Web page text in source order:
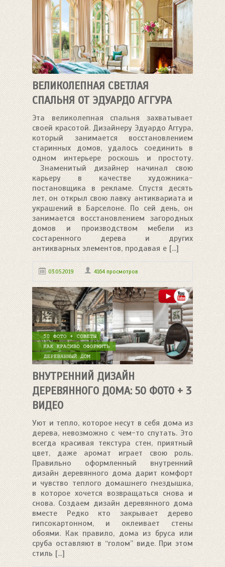
ВЕЛИКОЛЕПНАЯ СВЕТЛАЯ
СПАЛЬНЯ ОТ ЭДУАРДО АГГУРА
Эта великолепная спальня захватывает
своей красотой. Дизайнеру Эдуардо Аггура,
который занимается восстановлением
старинных домов, удалось соединить в
одном интерьере роскошь и простоту.
Знаменитый дизайнер начинал свою
карьеру в качестве художника-
постановщика в рекламе. Спустя десять
лет, он открыл свою лавку антиквариата и
украшений в Барселоне. По сей день, он
занимается восстановлением загородных
домов и производством мебели из
состаренного дерева и других
антикварных элементов, продавая е [...]
03.05.2019 4164 просмотров
ВНУТРЕННИЙ ДИЗАЙН
ДЕРЕВЯННОГО ДОМА: 50 ФОТО + 3
ВИДЕО
Уют и тепло, которое несут в себя дома из
дерева, невозможно с чем-то спутать. Это
всегда красивая текстура стен, приятный
цвет, даже аромат играет свою роль.
Правильно оформленный внутренний
дизайн деревянного дома дарит комфорт
и чувство теплого домашнего гнездышка,
в которое хочется возвращаться снова и
снова. Создаем дизайн деревянного дома
вместе Редко кто закрывает дерево
гипсокартонном, и оклеивает стены
обоями. Как правило, дома из бруса или
сруба оставляют в “голом” виде. При этом
стиль [...]